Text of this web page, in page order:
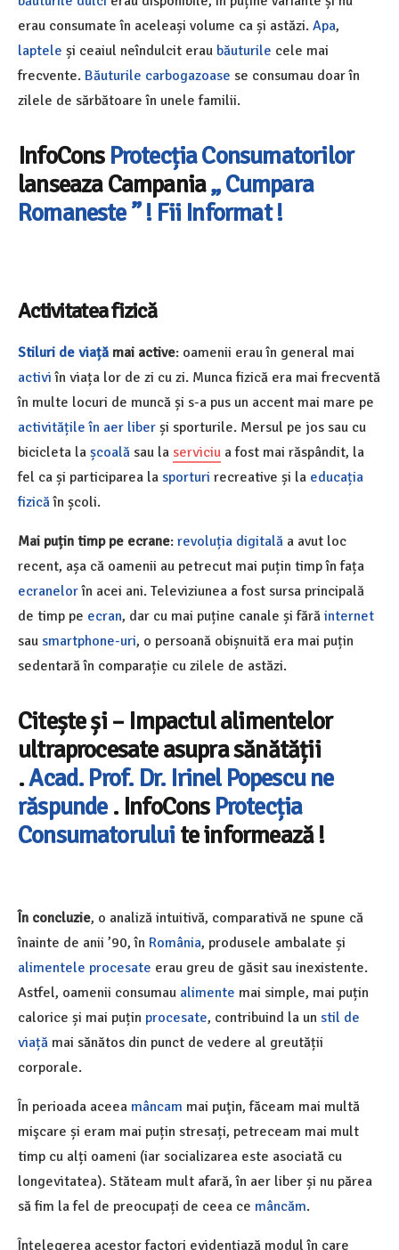
erau consumate în aceleași volume ca și astăzi. Apa,
laptele și ceaiul neîndulcit erau băuturile cele mai
frecvente. Băuturile carbogazoase se consumau doar în
zilele de sărbătoare în unele familii.
InfoCons Protecția Consumatorilor
lanseaza Campania„ Cumpara
Romaneste ” ! Fii Informat !
Activitatea fizică
Stiluri de viață mai active: oamenii erau în general mai
activi în viața lor de zi cu zi. Munca fizică era mai frecventă
în multe locuri de muncă și s-a pus un accent mai mare pe
activitățile în aer liber și sporturile. Mersul pe jos sau cu
bicicleta la școală sau la serviciu a fost mai răspândit, la
fel ca și participarea la sporturi recreative și la educația
fizicăîn școli.
Mai puțin timp pe ecrane: revoluția digitală a avut loc
recent, așa că oamenii au petrecut mai puțin timp în fața
ecranelorîn acei ani. Televiziunea a fost sursa principală
de timp pe ecran, dar cu mai puține canale și fără internet
sau smartphone-uri, o persoană obișnuită era mai puțin
sedentară în comparație cu zilele de astăzi.
Citește și – Impactul alimentelor
ultraprocesate asupra sănătății
.Acad. Prof. Dr. Irinel Popescu ne
răspunde. InfoCons Protecția
Consumatorului te informează !
În concluzie, o analiză intuitivă, comparativă ne spune că
înainte de anii ’90, în România, produsele ambalate și
alimentele procesate erau greu de găsit sau inexistente.
Astfel, oamenii consumau alimente mai simple, mai puțin
calorice și mai puțin procesate, contribuind la un stil de
viață mai sănătos din punct de vedere al greutății
corporale.
În perioada aceea mâncam mai puţin, făceam mai multă
mişcare și eram mai puțin stresați, petreceam mai mult
timp cu alți oameni (iar socializarea este asociată cu
longevitatea). Stăteam mult afară, în aer liber și nu părea
să fim la fel de preocupați de ceea ce mâncăm.
Înțelegerea acestor factori evidențiază modul în care